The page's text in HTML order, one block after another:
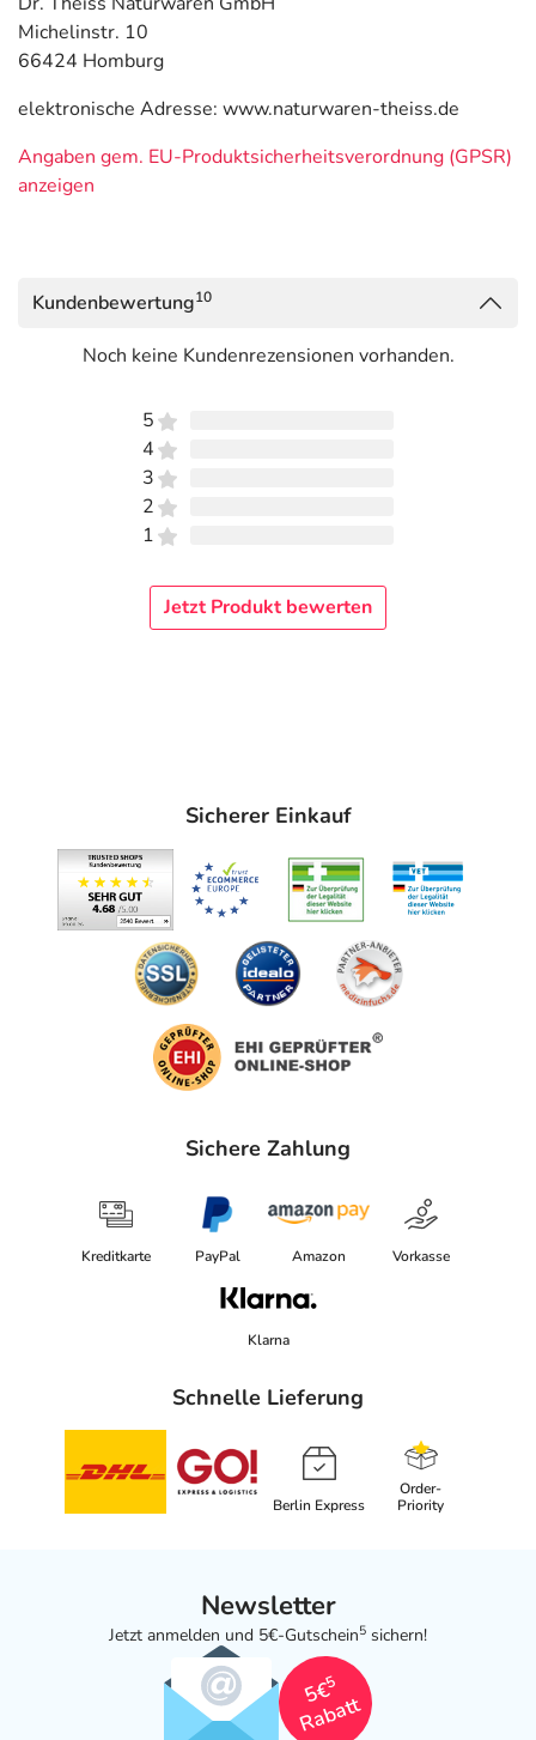
Michelinstr. 10
66424 Homburg
elektronische Adresse: www.naturwaren-theiss.de
Angaben gem. EU-Produktsicherheitsverordnung (GPSR)
anzeigen
Kundenbewertung10
Noch keine Kundenrezensionen vorhanden.
5
4
3
2
1
Jetzt Produkt bewerten
Sicherer Einkauf
Sichere Zahlung
Kreditkarte PayPal Amazon Vorkasse
Klarna
Schnelle Lieferung
Berlin Express
Order-
Priority
Newsletter
Jetzt anmelden und 5€-Gutschein5 sichern!
5€
5
Rabatt